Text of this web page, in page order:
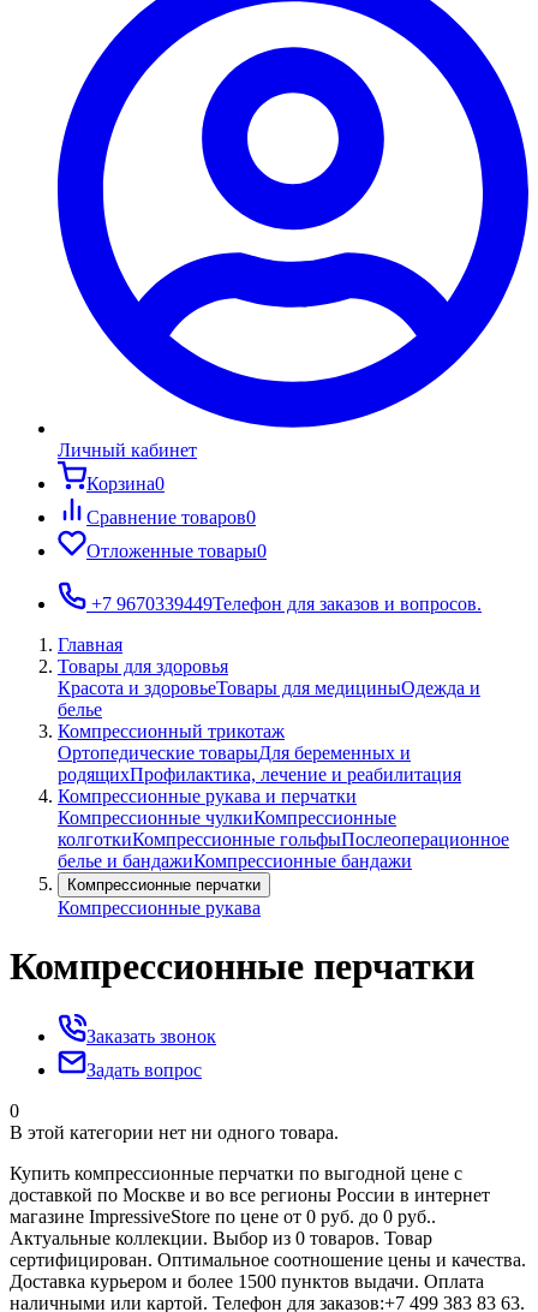
Личный кабинет
Корзина0
Сравнение товаров0
Отложенные товары0
+7 9670339449Телефон для заказов и вопросов.
Главная
Товары для здоровья
Красота и здоровьеТовары для медициныОдежда и
белье
Компрессионный трикотаж
Ортопедические товарыДля беременных и
родящихПрофилактика, лечение и реабилитация
Компрессионные рукава и перчатки
Компрессионные чулкиКомпрессионные
колготкиКомпрессионные гольфыПослеоперационное
белье и бандажиКомпрессионные бандажи
Компрессионные перчатки
Компрессионные рукава
Компрессионные перчатки
Заказать звонок
Задать вопрос
0
В этой категории нет ни одного товара.
Купить компрессионные перчатки по выгодной цене с
доставкой по Москве и во все регионы России в интернет
магазине ImpressiveStore по цене от 0 руб. до 0 руб..
Актуальные коллекции. Выбор из 0 товаров. Товар
сертифицирован. Оптимальное соотношение цены и качества.
Доставка курьером и более 1500 пунктов выдачи. Оплата
наличными или картой. Телефон для заказов:+7 499 383 83 63.